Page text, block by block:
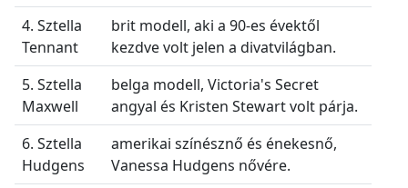
4. Sztella
Tennant
brit modell, aki a 90-es évektől
kezdve volt jelen a divatvilágban.
5. Sztella
Maxwell
belga modell, Victoria's Secret
angyal és Kristen Stewart volt párja.
6. Sztella
Hudgens
amerikai színésznő és énekesnő,
Vanessa Hudgens nővére.